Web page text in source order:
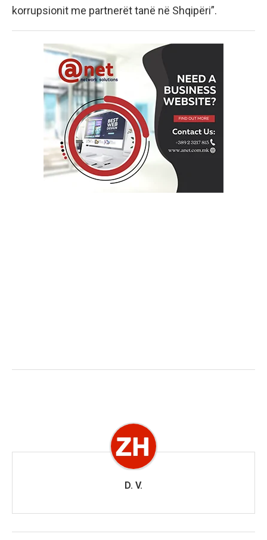
korrupsionit me partnerët tanë në Shqipëri”.
D. V.